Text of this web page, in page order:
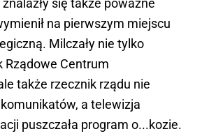
się także poważne
na pierwszym miejscu
Milczały nie tylko
Rządowe Centrum
także rzecznik rządu nie
a telewizja
puszczała program o...kozie.